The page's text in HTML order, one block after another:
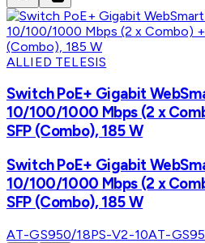
ALLIED TELESIS
Switch PoE+ Gigabit
10/100/1000 Mbps (2 x
SFP (Combo), 185 W
Switch PoE+ Gigabit
10/100/1000 Mbps (2 x
SFP (Combo), 185 W
AT-GS950/18PS-V2-10AT-